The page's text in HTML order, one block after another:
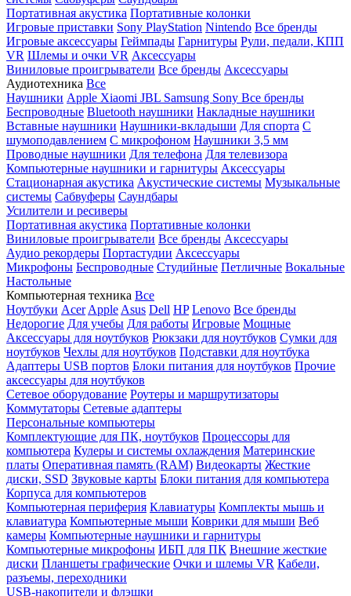
Портативная акустика Портативные колонки
Игровые приставки Sony PlayStation Nintendo Все бренды
Игровые аксессуары Геймпады Гарнитуры Рули, педали, КПП
VR Шлемы и очки VR Аксессуары
Виниловые проигрыватели Все бренды Аксессуары
Аудиотехника Все
Наушники Apple Xiaomi JBL Samsung Sony Все бренды
Беспроводные Bluetooth наушники Накладные наушники
Вставные наушники Наушники-вкладыши Для спорта С
шумоподавлением С микрофоном Наушники 3,5 мм
Проводные наушники Для телефона Для телевизора
Компьютерные наушники и гарнитуры Аксессуары
Стационарная акустика Акустические системы Музыкальные
системы Сабвуферы Саундбары
Усилители и ресиверы
Портативная акустика Портативные колонки
Виниловые проигрыватели Все бренды Аксессуары
Аудио рекордеры Портастудии Аксессуары
Микрофоны Беспроводные Студийные Петличные Вокальные
Настольные
Компьютерная техника Все
Ноутбуки Acer Apple Asus Dell HP Lenovo Все бренды
Недорогие Для учебы Для работы Игровые Мощные
Аксессуары для ноутбуков Рюкзаки для ноутбуков Сумки для
ноутбуков Чехлы для ноутбуков Подставки для ноутбука
Адаптеры USB портов Блоки питания для ноутбуков Прочие
аксессуары для ноутбуков
Сетевое оборудование Роутеры и маршрутизаторы
Коммутаторы Сетевые адаптеры
Персональные компьютеры
Комплектующие для ПК, ноутбуков Процессоры для
компьютера Кулеры и системы охлаждения Материнские
платы Оперативная память (RAM) Видеокарты Жесткие
диски, SSD Звуковые карты Блоки питания для компьютера
Корпуса для компьютеров
Компьютерная периферия Клавиатуры Комплекты мышь и
клавиатура Компьютерные мыши Коврики для мыши Веб
камеры Компьютерные наушники и гарнитуры
Компьютерные микрофоны ИБП для ПК Внешние жесткие
диски Планшеты графические Очки и шлемы VR Кабели,
разъемы, переходники
USB-накопители и флэшки